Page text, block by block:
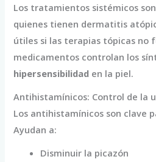
Los tratamientos sistémicos
quienes tienen dermatitis
útiles si las terapias tópicas no
medicamentos controlan los
hipersensibilidad en la piel.
Antihistamínicos: Control de la
Los antihistamínicos son clave
Ayudan a:
Disminuir la picazón